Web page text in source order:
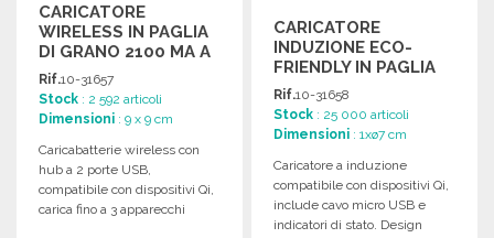
CARICATORE
WIRELESS IN PAGLIA
DI GRANO 2100 MA A
PREZZI
ALL'INGROSSO
Rif.10-31657
Stock : 2 592 articoli
Dimensioni : 9 x 9 cm
Caricabatterie wireless con
hub a 2 porte USB,
compatibile con dispositivi Qi,
carica fino a 3 apparecchi
CARICATORE
INDUZIONE ECO-
FRIENDLY IN PAGLIA
DI GRANO A PREZZI
ALL'INGROSSO
Rif.10-31658
Stock : 25 000 articoli
Dimensioni : 1xø7 cm
Caricatore a induzione
compatibile con dispositivi Qi,
include cavo micro USB e
indicatori di stato. Design